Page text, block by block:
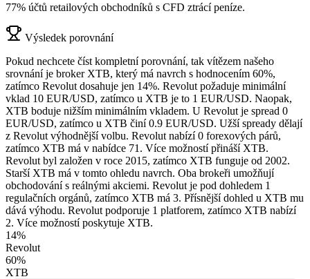
77% účtů retailových obchodníků s CFD ztrácí peníze.
Výsledek porovnání
Pokud nechcete číst kompletní porovnání, tak vítězem našeho
srovnání je broker XTB, který má navrch s hodnocením 60%,
zatímco Revolut dosahuje jen 14%. Revolut požaduje minimální
vklad 10 EUR/USD, zatímco u XTB je to 1 EUR/USD. Naopak,
XTB boduje nižším minimálním vkladem. U Revolut je spread 0
EUR/USD, zatímco u XTB činí 0.9 EUR/USD. Užší spready dělají
z Revolut výhodnější volbu. Revolut nabízí 0 forexových párů,
zatímco XTB má v nabídce 71. Více možností přináší XTB.
Revolut byl založen v roce 2015, zatímco XTB funguje od 2002.
Starší XTB má v tomto ohledu navrch. Oba brokeři umožňují
obchodování s reálnými akciemi. Revolut je pod dohledem 1
regulačních orgánů, zatímco XTB má 3. Přísnější dohled u XTB mu
dává výhodu. Revolut podporuje 1 platforem, zatímco XTB nabízí
2. Více možností poskytuje XTB.
14%
Revolut
60%
XTB